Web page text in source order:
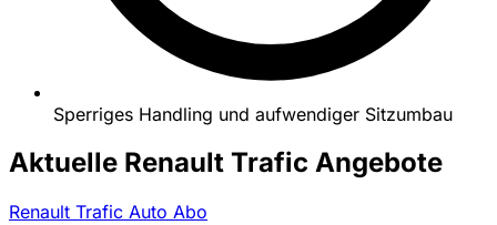
Sperriges Handling und aufwendiger Sitzumbau
Aktuelle Renault Trafic Angebote
Renault Trafic Auto Abo